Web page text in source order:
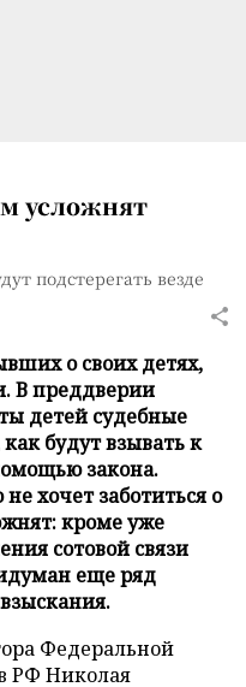
усложнят
подстерегать везде
о своих детях,
В преддверии
детей судебные
будут взывать к
закона.
хочет заботиться о
кроме уже
сотовой связи
еще ряд
Федеральной
РФ Николая